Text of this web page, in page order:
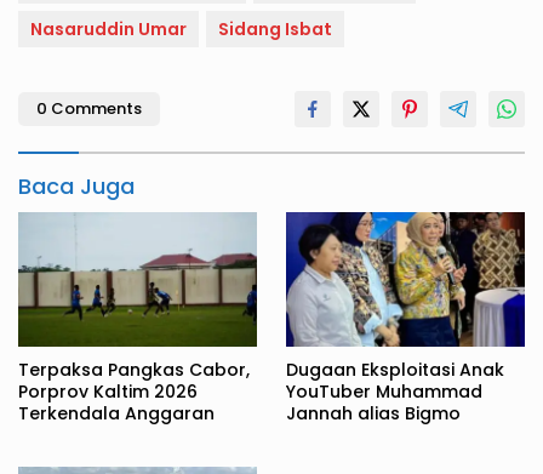
Nasaruddin Umar
Sidang Isbat
0 Comments
Baca Juga
Terpaksa Pangkas Cabor,
Porprov Kaltim 2026
Terkendala Anggaran
Dugaan Eksploitasi Anak
YouTuber Muhammad
Jannah alias Bigmo